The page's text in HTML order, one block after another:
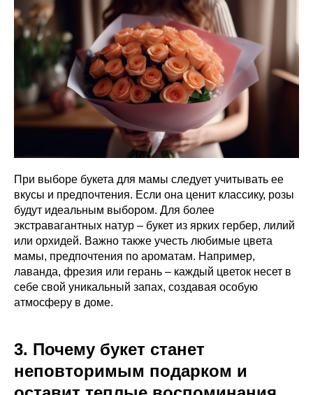
При выборе букета для мамы следует учитывать ее
вкусы и предпочтения. Если она ценит классику, розы
будут идеальным выбором. Для более
экстравагантных натур – букет из ярких гербер, лилий
или орхидей. Важно также учесть любимые цвета
мамы, предпочтения по ароматам. Например,
лаванда, фрезия или герань – каждый цветок несет в
себе свой уникальный запах, создавая особую
атмосферу в доме.
3. Почему букет станет
неповторимым подарком и